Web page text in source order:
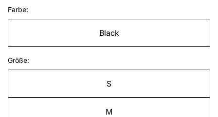
Farbe:
Black
Größe:
S
M